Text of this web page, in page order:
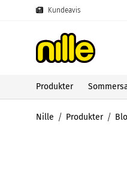
Kundeavis
Produkter
Nille Produkter